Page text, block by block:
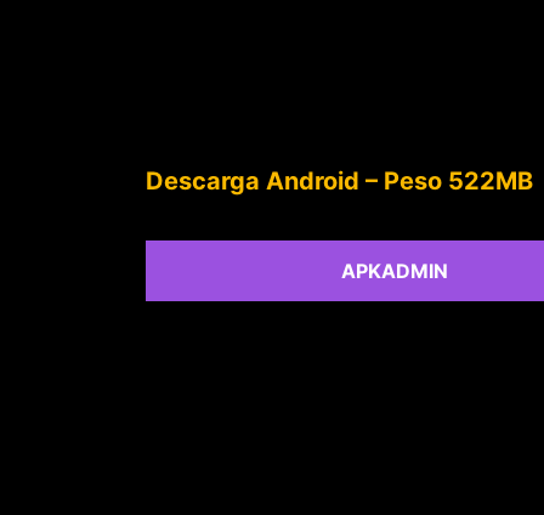
Descarga Android – Peso 522MB
APKADMIN